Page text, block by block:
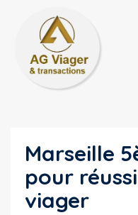
Marseille
pour
viager